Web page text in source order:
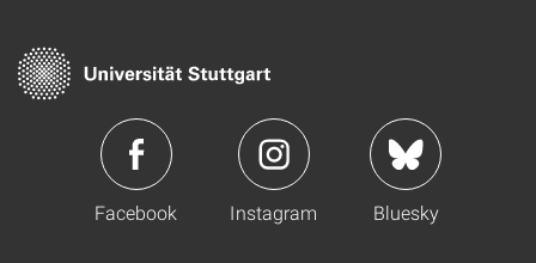
Facebook Instagram Bluesky